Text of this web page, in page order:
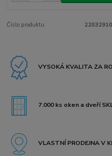
Číslo produktu:
VYSOKÁ KVALITA ZA
7.000 ks oken a dveří
VLASTNÍ PRODEJNA V